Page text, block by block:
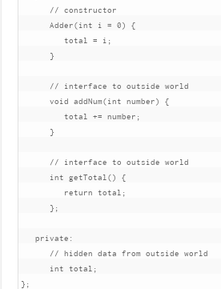
// constructor
Adder(int i = 0)
{
         total
= i ;
}
// interface to outside world
void
addNum(int number)
{
         total
+= number ;
}
// interface to outside world
int
getTotal ()
{
return
total ;
};
private :
// hidden data from outside world
int
total ;
};